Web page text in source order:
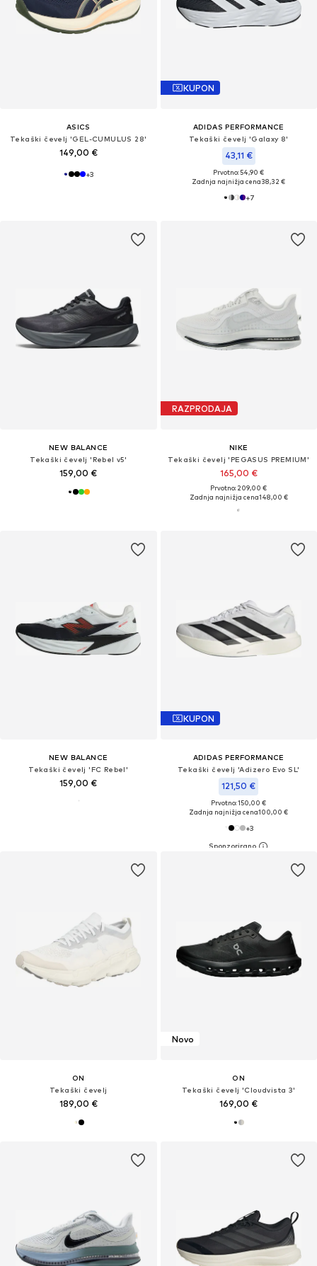
ASICS
Tekaški čevelj 'GEL-CUMULUS 28'
149,00 €
+3
KUPON
ADIDAS PERFORMANCE
Tekaški čevelj 'Galaxy 8'
43,11 €
Prvotno: 54,90 €
Zadnja najnižja cena38,32 €
+7
NEW BALANCE
Tekaški čevelj 'Rebel v5'
159,00 €
RAZPRODAJA
NIKE
Tekaški čevelj 'PEGASUS PREMIUM'
165,00 €
Prvotno: 209,00 €
Zadnja najnižja cena148,00 €
NEW BALANCE
Tekaški čevelj 'FC Rebel'
159,00 €
KUPON
ADIDAS PERFORMANCE
Tekaški čevelj 'Adizero Evo SL'
121,50 €
Prvotno: 150,00 €
Zadnja najnižja cena100,00 €
+3
ON
Tekaški čevelj
189,00 €
Novo
ON
Tekaški čevelj 'Cloudvista 3'
169,00 €